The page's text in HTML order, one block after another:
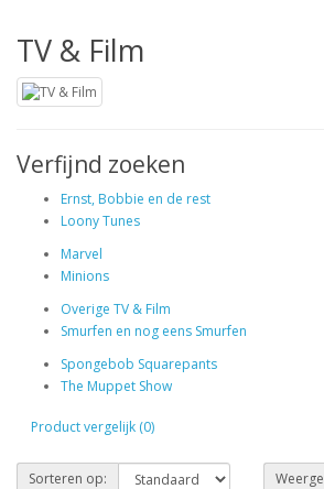
TV & Film
Verfijnd zoeken
Ernst, Bobbie en de rest
Loony Tunes
Marvel
Minions
Overige TV & Film
Smurfen en nog eens Smurfen
Spongebob Squarepants
The Muppet Show
Product vergelijk (0)
Sorteren op: